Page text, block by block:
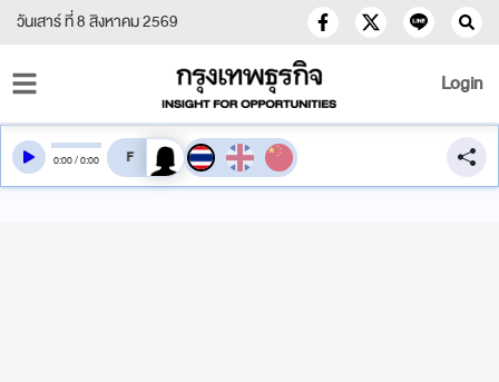
วันเสาร์ ที่ 8 สิงหาคม 2569
Login
0:00/0:00 สลับเสียงอ่าน